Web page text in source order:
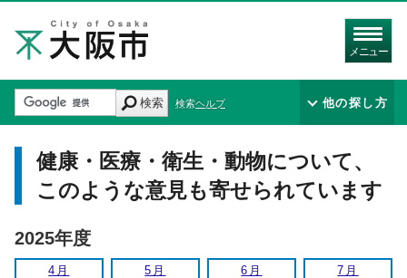
メニュー
検索 検索ヘルプ 他の探し方
健康・医療・衛生・動物について、
このような意見も寄せられています
2025年度
4月 5月 6月 7月